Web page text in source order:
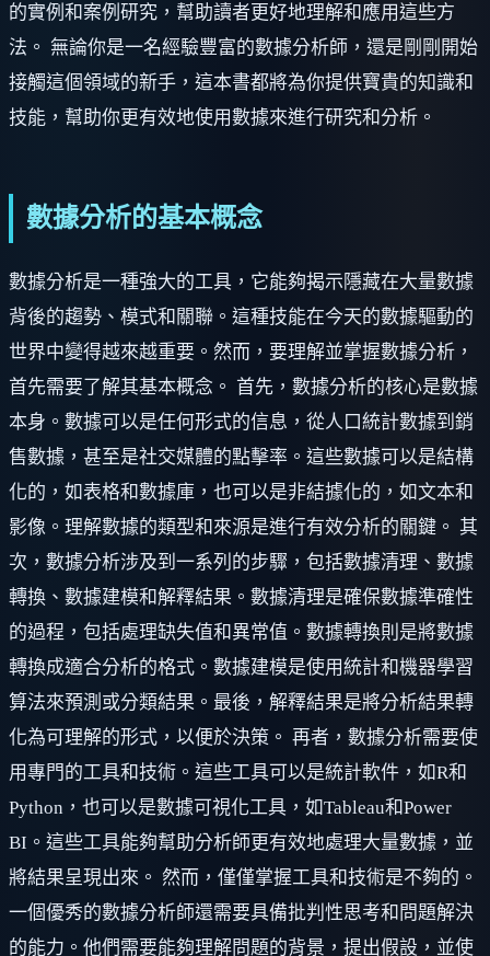
的實例和案例研究，幫助讀者更好地理解和應用這些方
法。 無論你是一名經驗豐富的數據分析師，還是剛剛開始
接觸這個領域的新手，這本書都將為你提供寶貴的知識和
技能，幫助你更有效地使用數據來進行研究和分析。
數據分析的基本概念
數據分析是一種強大的工具，它能夠揭示隱藏在大量數據
背後的趨勢、模式和關聯。這種技能在今天的數據驅動的
世界中變得越來越重要。然而，要理解並掌握數據分析，
首先需要了解其基本概念。 首先，數據分析的核心是數據
本身。數據可以是任何形式的信息，從人口統計數據到銷
售數據，甚至是社交媒體的點擊率。這些數據可以是結構
化的，如表格和數據庫，也可以是非結據化的，如文本和
影像。理解數據的類型和來源是進行有效分析的關鍵。 其
次，數據分析涉及到一系列的步驟，包括數據清理、數據
轉換、數據建模和解釋結果。數據清理是確保數據準確性
的過程，包括處理缺失值和異常值。數據轉換則是將數據
轉換成適合分析的格式。數據建模是使用統計和機器學習
算法來預測或分類結果。最後，解釋結果是將分析結果轉
化為可理解的形式，以便於決策。 再者，數據分析需要使
用專門的工具和技術。這些工具可以是統計軟件，如R和
Python，也可以是數據可視化工具，如Tableau和Power
BI。這些工具能夠幫助分析師更有效地處理大量數據，並
將結果呈現出來。 然而，僅僅掌握工具和技術是不夠的。
一個優秀的數據分析師還需要具備批判性思考和問題解決
的能力。他們需要能夠理解問題的背景，提出假設，並使